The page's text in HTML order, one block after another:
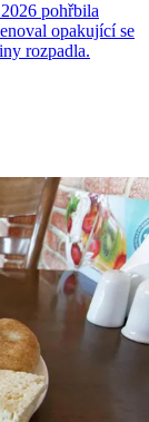
pohřbila
opakující se
rozpadla.